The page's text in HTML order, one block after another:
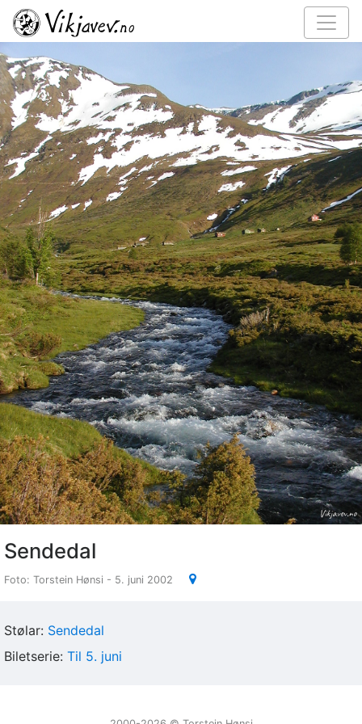
Sendedal
Foto: Torstein Hønsi - 5. juni 2002
Stølar: Sendedal
Biletserie: Til 5. juni